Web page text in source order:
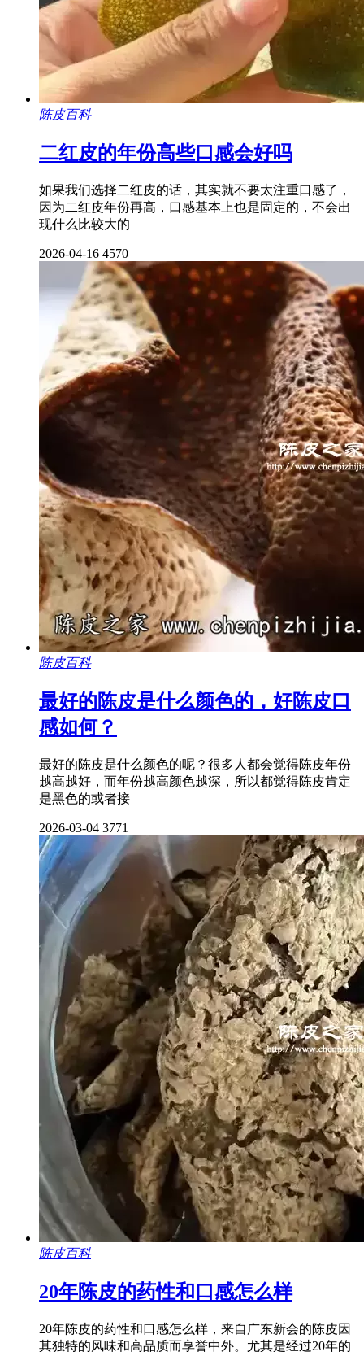
陈皮百科
二红皮的年份高些口感会好吗
如果我们选择二红皮的话，其实就不要太注重口感了，
因为二红皮年份再高，口感基本上也是固定的，不会出
现什么比较大的
2026-04-16 4570
陈皮百科
最好的陈皮是什么颜色的，好陈皮口
感如何？
最好的陈皮是什么颜色的呢？很多人都会觉得陈皮年份
越高越好，而年份越高颜色越深，所以都觉得陈皮肯定
是黑色的或者接
2026-03-04 3771
陈皮百科
20年陈皮的药性和口感怎么样
20年陈皮的药性和口感怎么样，来自广东新会的陈皮因
其独特的风味和高品质而享誉中外。尤其是经过20年的